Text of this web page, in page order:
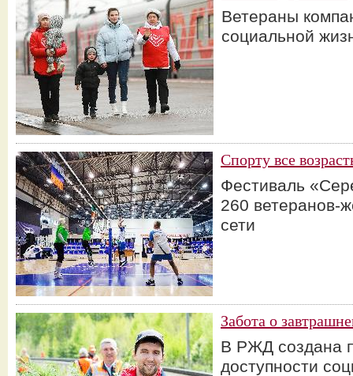
Ветераны
социальной
Спорту все
Фестиваль
260 ветеранов-
сети
Забота о
В РЖД создана
доступности